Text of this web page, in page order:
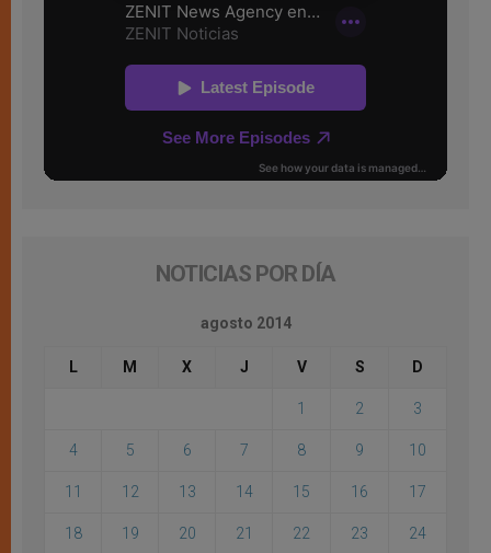
NOTICIAS POR DÍA
agosto 2014
L M X J V S D
1 2 3
4 5 6 7 8 9 10
11 12 13 14 15 16 17
18 19 20 21 22 23 24